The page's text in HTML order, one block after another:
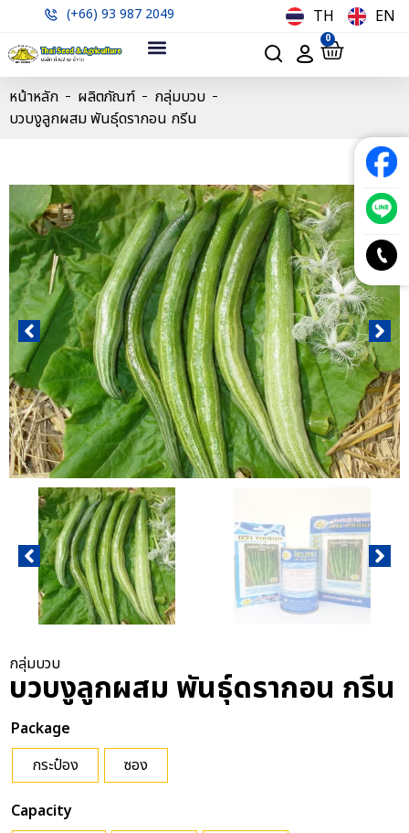
(+66) 93 987 2049 TH EN
0
หน้าหลัก ผลิตภัณฑ์
กลุ่มบวบ
บวบงูลูกผสม พันธุ์ดรากอน กรีน
กลุ่มบวบ
บวบงูลูกผสม พันธุ์ดรากอน กรีน
Package
กระป๋อง
ซอง
Capacity